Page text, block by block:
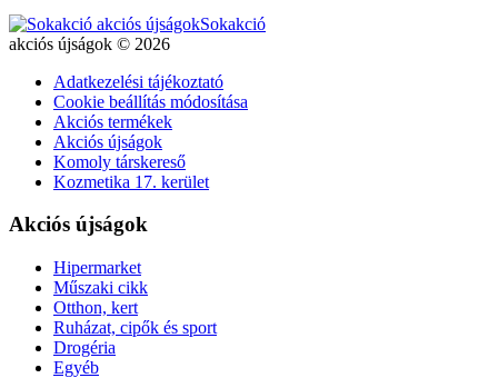
Sokakció
akciós újságok © 2026
Adatkezelési tájékoztató
Cookie beállítás módosítása
Akciós termékek
Akciós újságok
Komoly társkereső
Kozmetika 17. kerület
Akciós újságok
Hipermarket
Műszaki cikk
Otthon, kert
Ruházat, cipők és sport
Drogéria
Egyéb